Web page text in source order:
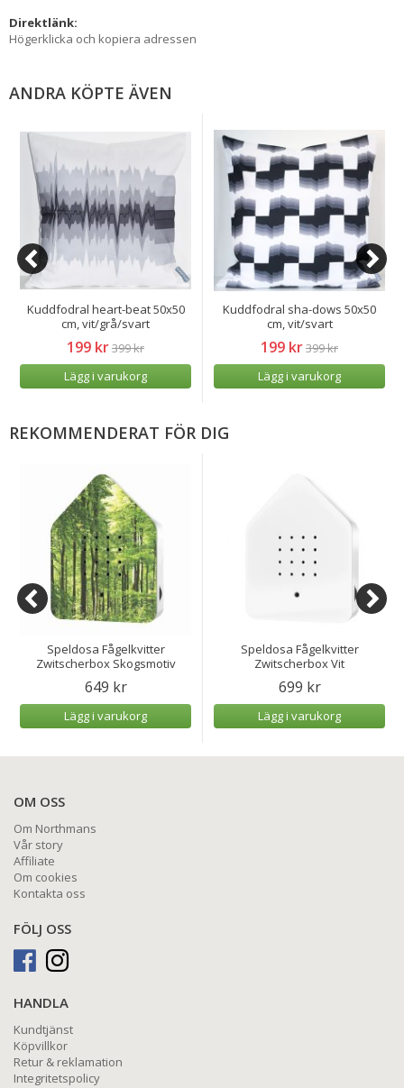
Direktlänk:
Högerklicka och kopiera adressen
ANDRA KÖPTE ÄVEN
Kuddfodral heart-beat 50x50
cm, vit/grå/svart
199 kr399 kr
Lägg i varukorg
Kuddfodral sha-dows 50x50
cm, vit/svart
199 kr399 kr
Lägg i varukorg
REKOMMENDERAT FÖR DIG
Speldosa Fågelkvitter
Zwitscherbox Skogsmotiv
649 kr
Lägg i varukorg
Speldosa Fågelkvitter
Zwitscherbox Vit
699 kr
Lägg i varukorg
OM OSS
Om Northmans
Vår story
Affiliate
Om cookies
Kontakta oss
FÖLJ OSS
HANDLA
Kundtjänst
Köpvillkor
Retur & reklamation
Integritetspolicy